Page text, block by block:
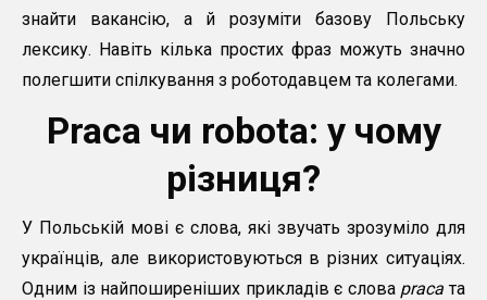
знайти вакансію, а й розуміти базову Польську
лексику. Навіть кілька простих фраз можуть значно
полегшити спілкування з роботодавцем та колегами.
Praca чи robota: у чому
різниця?
У Польській мові є слова, які звучать зрозуміло для
українців, але використовуються в різних ситуаціях.
Одним із найпоширеніших прикладів є слова praca та